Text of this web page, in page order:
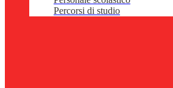
Percorsi di studio